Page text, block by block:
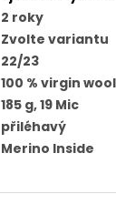
2 roky
Zvolte variantu
22/23
100 % virgin
185 g, 19 Mic
přiléhavý
Merino Inside